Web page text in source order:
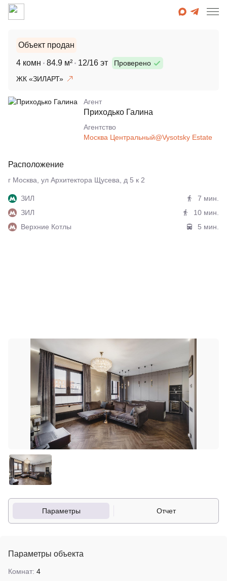
Объект продан
4 комн 84.9 м² 12/16 эт
Проверено
ЖК «ЗИЛАРТ»
Агент
Приходько Галина
Агентcтво
Москва Центральный@Vysotsky Estate
Расположение
г Москва, ул Архитектора Щусева, д 5 к 2
ЗИЛ
7 мин.
ЗИЛ
10 мин.
Верхние Котлы
5 мин.
Параметры Отчет
Параметры объекта
Комнат: 4